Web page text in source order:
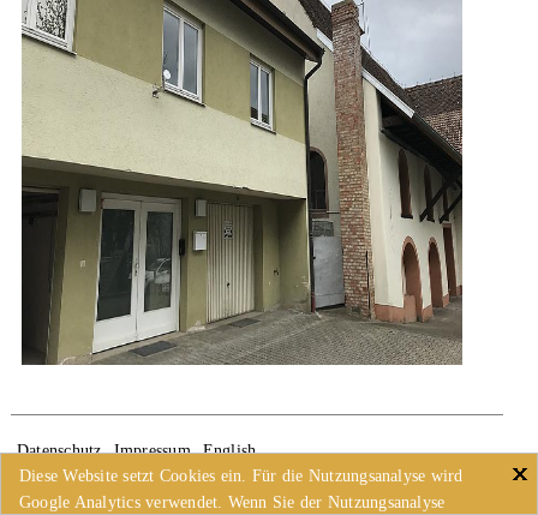
Datenschutz Impressum
English
Diese Website setzt Cookies ein. Für die Nutzungsanalyse wird
Google Analytics verwendet. Wenn Sie der Nutzungsanalyse